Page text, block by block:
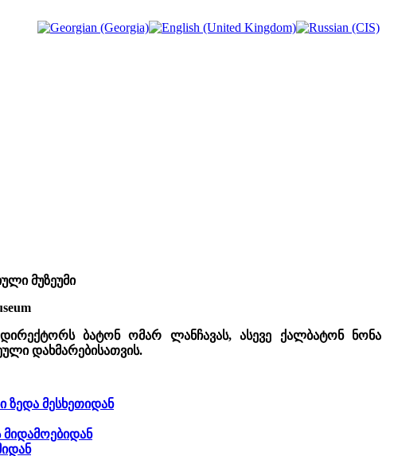
მუზეუმი
დირექტორს ბატონ ომარ ლანჩავას,ასევე ქალბატონ ნონა
დახმარებისათვის.
ზედა მესხეთიდან